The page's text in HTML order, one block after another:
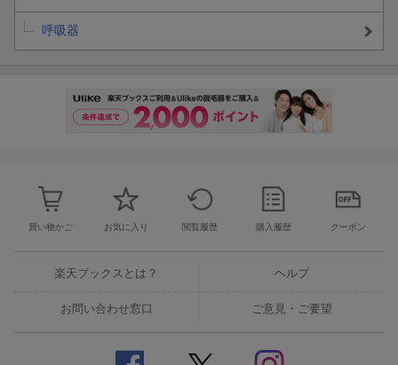
呼吸器
買い物かご お気に入り 閲覧履歴 購入履歴 クーポン
楽天ブックスとは？ ヘルプ
お問い合わせ窓口 ご意見・ご要望